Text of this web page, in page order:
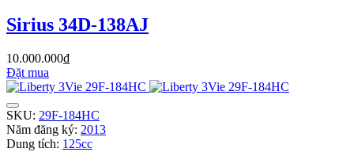
Sirius 34D-138AJ
10.000.000₫
Đặt mua
SKU: 29F-184HC
Năm đăng ký: 2013
Dung tích: 125cc